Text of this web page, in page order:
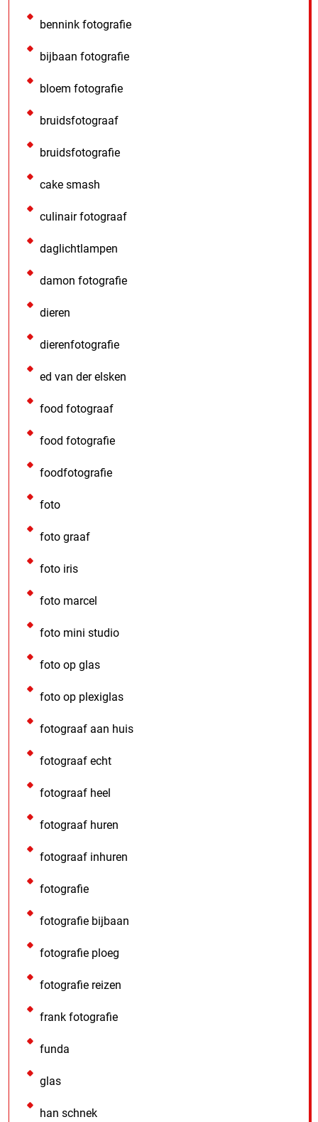
bennink fotografie
bijbaan fotografie
bloem fotografie
bruidsfotograaf
bruidsfotografie
cake smash
culinair fotograaf
daglichtlampen
damon fotografie
dieren
dierenfotografie
ed van der elsken
food fotograaf
food fotografie
foodfotografie
foto
foto graaf
foto iris
foto marcel
foto mini studio
foto op glas
foto op plexiglas
fotograaf aan huis
fotograaf echt
fotograaf heel
fotograaf huren
fotograaf inhuren
fotografie
fotografie bijbaan
fotografie ploeg
fotografie reizen
frank fotografie
funda
glas
han schnek